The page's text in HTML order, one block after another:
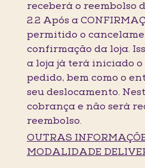
receberá o reembolso
2.2 Após a
permitido o
confirmação da loja.
a loja já terá iniciado o
pedido, bem como o
seu deslocamento.
cobrança e não será
reembolso.
OUTRAS
MODALIDADE